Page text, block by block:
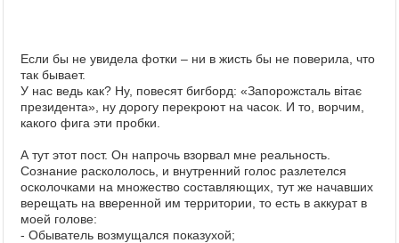
Если бы не увидела фотки – ни в жисть бы не поверила, что
так бывает.
У нас ведь как? Ну, повесят бигборд: «Запорожсталь вітає
президента», ну дорогу перекроют на часок. И то, ворчим,
какого фига эти пробки.
А тут этот пост. Он напрочь взорвал мне реальность.
Сознание раскололось, и внутренний голос разлетелся
осколочками на множество составляющих, тут же начавших
верещать на вверенной им территории, то есть в аккурат в
моей голове:
- Обыватель возмущался показухой;